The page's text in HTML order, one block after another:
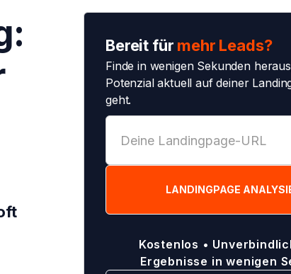
Bereit für mehr Leads?
Finde in wenigen Sekunden
Potenzial aktuell auf deiner
geht.
Kostenlos •
Ergebnisse in wenigen